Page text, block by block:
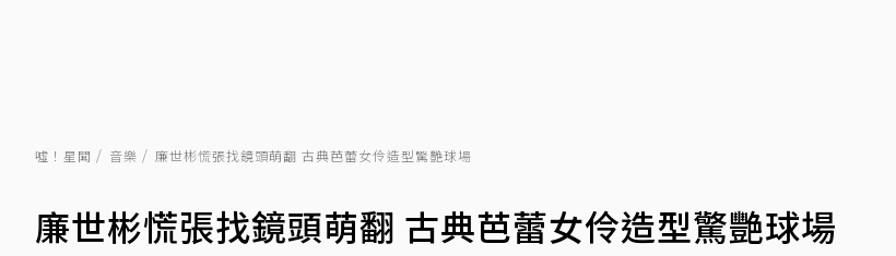
噓！星聞 音樂 廉世彬慌張找鏡頭萌翻 古典芭蕾女伶造型驚艷球場
廉世彬慌張找鏡頭萌翻 古典芭蕾女伶造型驚艷球場